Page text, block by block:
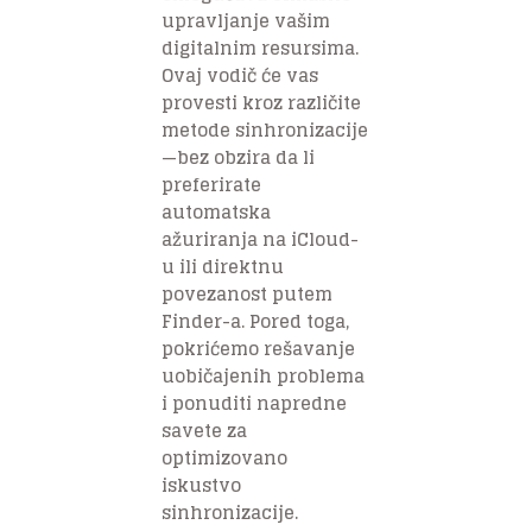
upravljanje vašim
digitalnim resursima.
Ovaj vodič će vas
provesti kroz različite
metode sinhronizacije
—bez obzira da li
preferirate
automatska
ažuriranja na iCloud-
u ili direktnu
povezanost putem
Finder-a. Pored toga,
pokrićemo rešavanje
uobičajenih problema
i ponuditi napredne
savete za
optimizovano
iskustvo
sinhronizacije.